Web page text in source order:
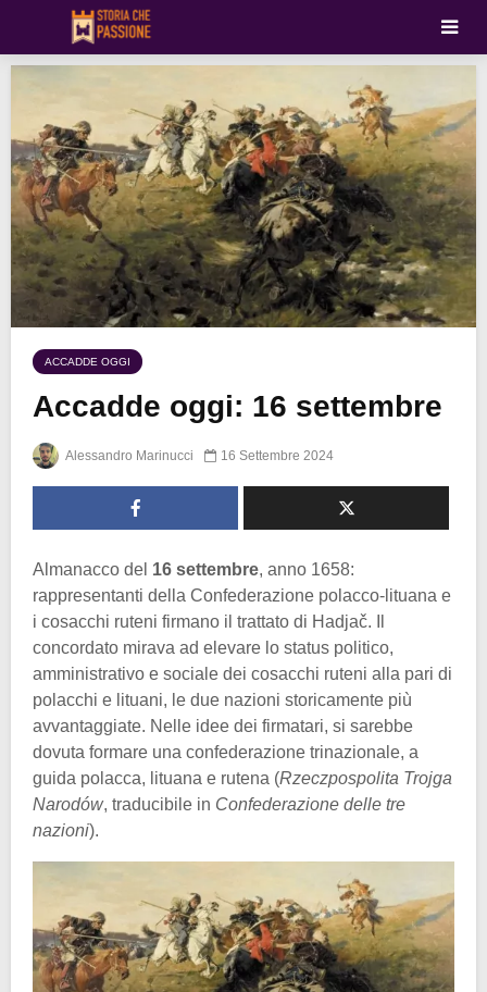
ACCADDE OGGI
Accadde oggi: 16 settembre
Alessandro Marinucci 16 Settembre 2024
Almanacco del 16 settembre, anno 1658:
rappresentanti della Confederazione polacco-lituana e
i cosacchi ruteni firmano il trattato di Hadjač. Il
concordato mirava ad elevare lo status politico,
amministrativo e sociale dei cosacchi ruteni alla pari di
polacchi e lituani, le due nazioni storicamente più
avvantaggiate. Nelle idee dei firmatari, si sarebbe
dovuta formare una confederazione trinazionale, a
guida polacca, lituana e rutena (Rzeczpospolita Trojga
Narodów, traducibile in Confederazione delle tre
nazioni).